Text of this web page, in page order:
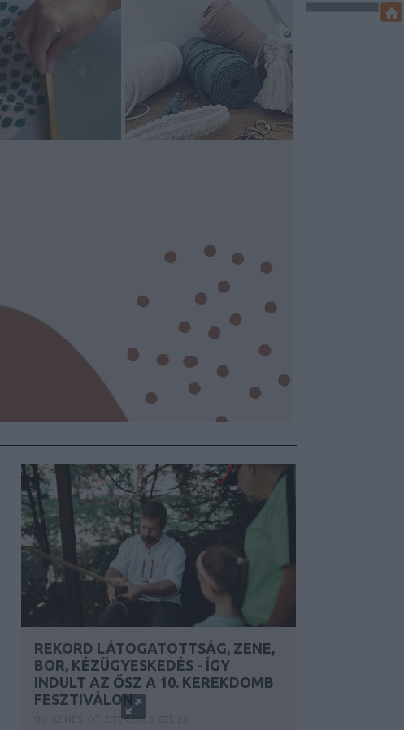
REKORD LÁTOGATOTTSÁG, ZENE,
BOR, KÉZÜGYESKEDÉS - ÍGY
INDULT AZ ŐSZ A 10. KEREKDOMB
FESZTIVÁLON
SZÍNES_ÖTLETEK2025. SZE 23.